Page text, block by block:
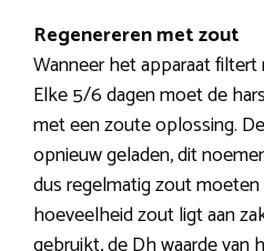
Regenereren met zout
Wanneer het apparaat filtert
Elke 5/6 dagen moet de
met een zoute oplossing.
opnieuw geladen, dit
dus regelmatig zout
hoeveelheid zout ligt aan